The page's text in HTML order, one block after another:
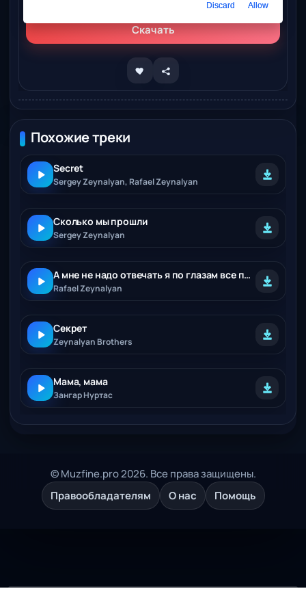
Скачать
Похожие треки
Secret
Sergey Zeynalyan, Rafael Zeynalyan
Сколько мы прошли
Sergey Zeynalyan
А мне не надо отвечать я по глазам все прочитаю
Rafael Zeynalyan
Секрет
Zeynalyan Brothers
Мама, мама
Зангар Нуртас
© Muzfine.pro 2026. Все права защищены.
Правообладателям
О нас Помощь
Discard Allow